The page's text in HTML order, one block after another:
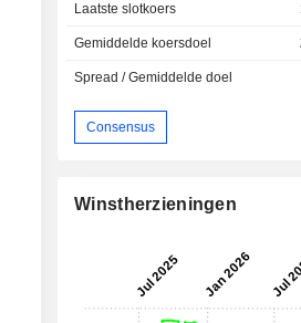
Laatste slotkoers
Gemiddelde koersdoel
Spread / Gemiddelde doel
Consensus
Winstherzieningen